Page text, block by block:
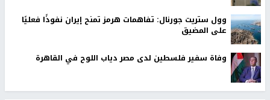
وول ستريت جورنال: تفاهمات هرمز تمنح إيران نفوذًا فعليًا
على المضيق
وفاة سفير فلسطين لدى مصر دياب اللوح في القاهرة